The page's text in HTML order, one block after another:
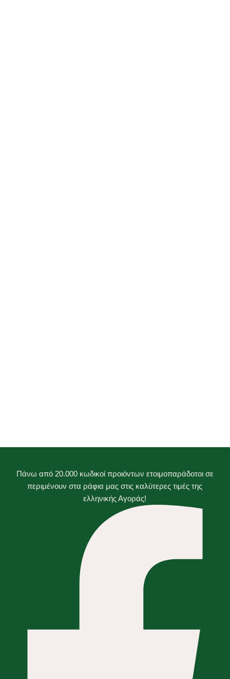
Πάνω από 20.000 κωδικοί προιόντων ετοιμοπαράδοτοι σε
περιμένουν στα ράφια μας στις καλύτερες τιμές της
ελληνικής Αγοράς!